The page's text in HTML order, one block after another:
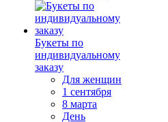
Букеты по
индивидуальному
заказу
Для женщин
1 сентября
8 марта
День